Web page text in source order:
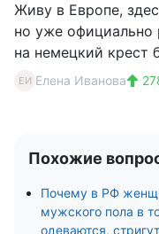
Живу в Европе,
но уже официально
на немецкий крест
ЕИ Елена Иванова
Похожие
Почему в РФ
мужского пола в
одеваются,